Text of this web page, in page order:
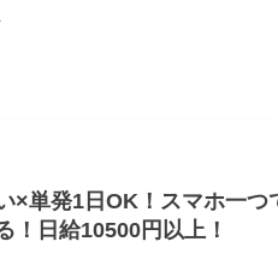
×単発1日OK！スマホ一
！日給10500円以上！